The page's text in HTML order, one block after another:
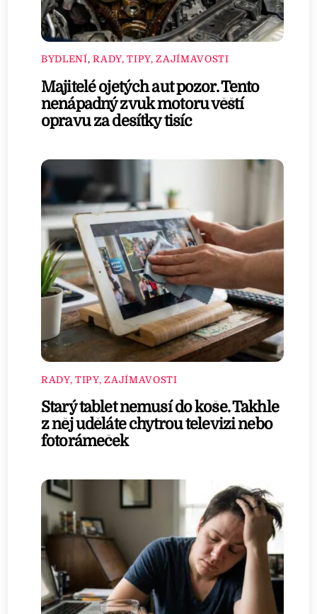
BYDLENÍ,RADY, TIPY, ZAJÍMAVOSTI
Majitelé ojetých aut pozor. Tento
nenápadný zvuk motoru věští
opravu za desítky tisíc
RADY, TIPY, ZAJÍMAVOSTI
Starý tablet nemusí do koše. Takhle
z něj uděláte chytrou televizi nebo
fotorámeček